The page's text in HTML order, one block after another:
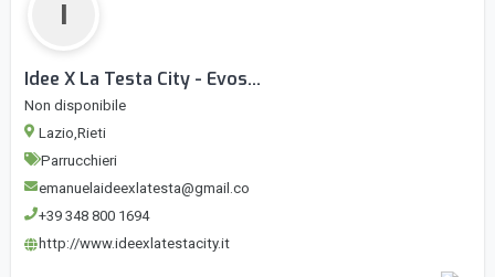
I
Idee X La Testa City - Evos...
Non disponibile
Lazio,Rieti
Parrucchieri
emanuelaideexlatesta@gmail.co
+39 348 800 1694
http://www.ideexlatestacity.it